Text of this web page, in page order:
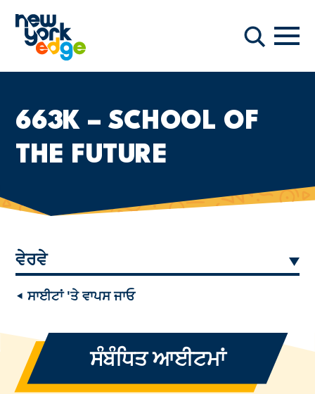
ਖੋਜ
663K – SCHOOL OF
THE FUTURE
ਵੇਰਵੇ
◂ ਸਾਈਟਾਂ 'ਤੇ ਵਾਪਸ ਜਾਓ
ਸੰਬੰਧਿਤ ਆਈਟਮਾਂ